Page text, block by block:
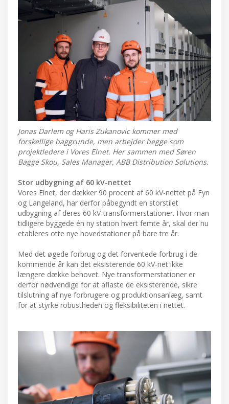
Jonas Darlem og Haris Zukanovic kommer med
forskellige baggrunde, men arbejder begge som
projektledere i Vores Elnet. Her sammen med Søren
Bagge Skou, Sales Manager, ABB Distribution Solutions.
Stor udbygning af 60 kV-nettet
Vores Elnet, der dækker 90 procent af 60 kV-nettet på Fyn
og Langeland, har derfor påbegyndt en storstilet
udbygning af deres 60 kV-transformerstationer. Hvor man
tidligere byggede én ny station hvert femte år, skal der nu
etableres otte nye hovedstationer på bare tre år.
Med det øgede forbrug og det forventede forbrug i de
kommende år kan det eksisterende 60 kV-net ikke
længere dække behovet. Nye transformerstationer er
derfor nødvendige for at aflaste de eksisterende, sikre
tilslutning af nye forbrugere og produktionsanlæg, samt
for at styrke robustheden og fleksibiliteten i nettet.